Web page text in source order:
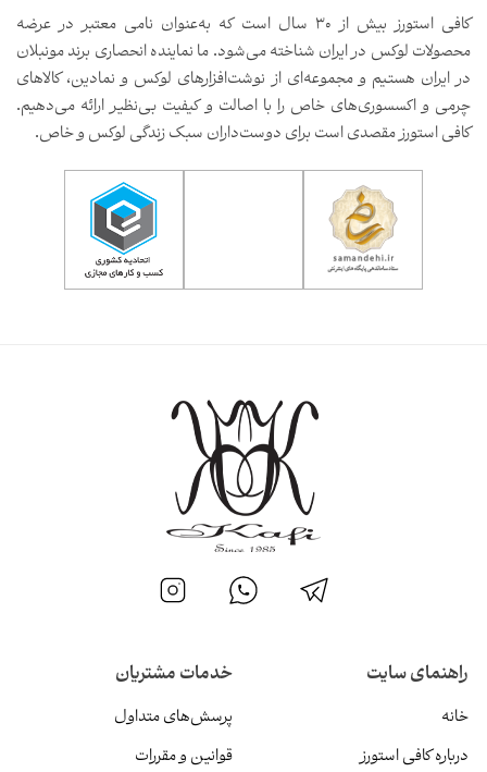
کافی استورز بیش از ۳۰ سال است که به‌عنوان نامی معتبر در عرضه
محصولات لوکس در ایران شناخته می‌شود. ما نماینده انحصاری برند مونبلان
در ایران هستیم و مجموعه‌ای از نوشت‌افزارهای لوکس و نمادین، کالاهای
چرمی و اکسسوری‌های خاص را با اصالت و کیفیت بی‌نظیر ارائه می‌دهیم.
کافی استورز مقصدی است برای دوست‌داران سبک زندگی لوکس و خاص.
راهنمای سایت
خانه
درباره کافی استورز
خدمات مشتریان
پرسش‌های متداول
قوانین و مقررات